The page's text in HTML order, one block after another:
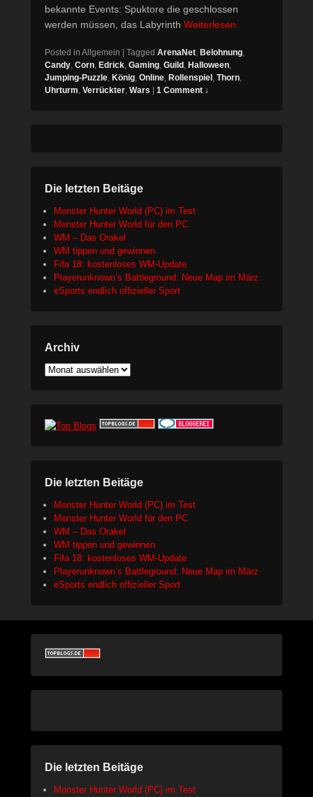
bekannte Events: Spuktore die geschlossen
werden müssen, das Labyrinth Weiterlesen
Posted in Allgemein | Tagged ArenaNet Belohnung
Candy Corn Edrick Gaming Guild Halloween
Jumping-Puzzle König Online Rollenspiel Thorn
Uhrturm Verrückter Wars | 1 Comment ↓
Die letzten Beitäge
Monster Hunter World (PC) im Test
Monster Hunter World für den PC
WM – Das Orakel
WM tippen und gewinnen
Fifa 18: kostenloses WM-Update
Playerunknown’s Battleground: Neue Map im März
eSports endlich offizieller Sport
Archiv
Archiv
Die letzten Beitäge
Monster Hunter World (PC) im Test
Monster Hunter World für den PC
WM – Das Orakel
WM tippen und gewinnen
Fifa 18: kostenloses WM-Update
Playerunknown’s Battleground: Neue Map im März
eSports endlich offizieller Sport
Die letzten Beitäge
Monster Hunter World (PC) im Test